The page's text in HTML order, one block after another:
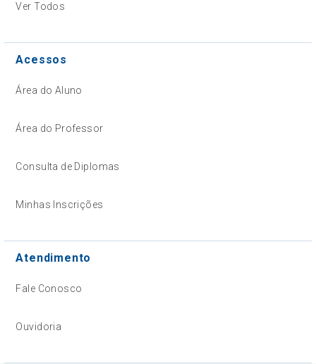
Ver Todos
Acessos
Área do Aluno
Área do Professor
Consulta de Diplomas
Minhas Inscrições
Atendimento
Fale Conosco
Ouvidoria